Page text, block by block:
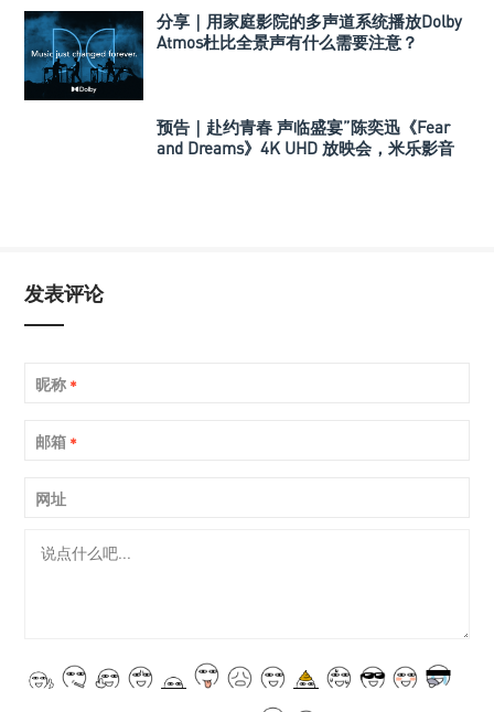
分享｜用家庭影院的多声道系统播放Dolby
Atmos杜比全景声有什么需要注意？
预告｜赴约青春 声临盛宴”陈奕迅《Fear
and Dreams》4K UHD 放映会，米乐影音
发表评论
昵称 *
邮箱 *
网址